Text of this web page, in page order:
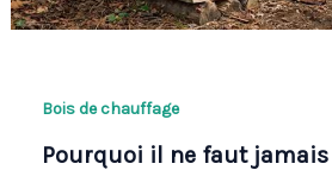
Bois de chauffage
Pourquoi il ne faut